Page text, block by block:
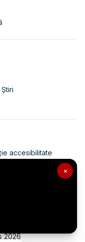
×
accesibilitate
de confidențialitate
2026